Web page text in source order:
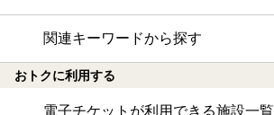
関連キーワードから探す
おトクに利用する
電子チケットが利用できる施設一覧